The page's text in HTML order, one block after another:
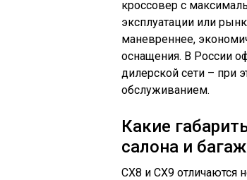
кроссовер с
эксплуатации или
маневреннее,
оснащения. В России
дилерской сети – при
обслуживанием.
Какие
салона и
CX8 и CX9 отличаются